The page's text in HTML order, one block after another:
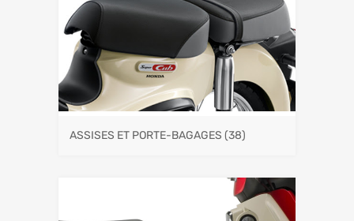
ASSISES ET PORTE-BAGAGES (38)